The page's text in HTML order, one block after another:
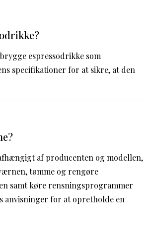
espressodrikke som
specifikationer for at sikre, at den
af producenten og modellen,
tømme og rengøre
samt køre rensningsprogrammer
anvisninger for at opretholde en